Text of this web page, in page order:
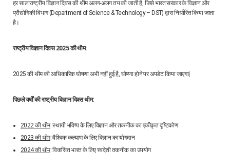
हर साल राष्ट्रीय विज्ञान दिवस की थीम अलग-अलग तय की जाती है, जिसे भारत सरकार के विज्ञान और
प्रौद्योगिकी विभाग (Department of Science & Technology – DST) द्वारा निर्धारित किया जाता
है।
राष्ट्रीय विज्ञान दिवस 2025 की थीम:
2025 की थीम की आधिकारिक घोषणा अभी नहीं हुई है, घोषणा होने पर अपडेट किया जाएगा|
पिछले वर्षों की राष्ट्रीय विज्ञान दिवस थीम:
2022 की थीम: स्थायी भविष्य के लिए विज्ञान और तकनीक का एकीकृत दृष्टिकोण
2023 की थीम: वैश्विक कल्याण के लिए विज्ञान का योगदान
2024 की थीम: विकसित भारत के लिए स्वदेशी तकनीक का उपयोग